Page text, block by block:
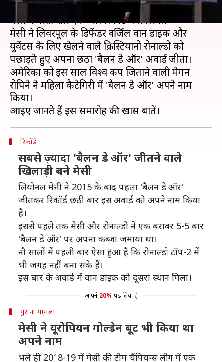
बार्सिलोना के लिए खेलने वाले अर्जेंटीनी फुटबॉलर लियोनल
मेसी ने बीती रात एक और रिकॉर्ड बना लिया।
मेसी ने लिवरपूल के डिफेंडर वर्जिल वान डाइक और
युवेंटस के लिए खेलने वाले क्रिस्टियानो रोनाल्डो को
पछाड़ते हुए अपना छठा 'बैलन डे ऑर' अवार्ड जीता।
अमेरिका को इस साल विश्व कप जिताने वाली मेगन
रोपिने ने महिला कैटेगिरी में 'बैलन डे ऑर' अपने नाम
किया।
रिकॉर्ड
सबसे ज़्यादा 'बैलन डे ऑर' जीतने वाले
खिलाड़ी बने मेसी
लियोनल मेसी ने 2015 के बाद पहला 'बैलन डे ऑर'
जीतकर रिकॉर्ड छठी बार इस अवार्ड को अपने नाम किया
है।
इससे पहले तक मेसी और रोनाल्डो ने एक बराबर 5-5 बार
'बैलन डे ऑर' पर अपना कब्जा जमाया था।
नौ सालों में पहली बार ऐसा हुआ है कि रोनाल्डो टॉप-2 में
भी जगह नहीं बना सके हैं।
इस बार के अवार्ड में वान डाइक को दूसरा स्थान मिला।
आपने 20% पढ़ लिया है
पुराना मामला
मेसी ने यूरोपियन गोल्डेन बूट भी किया था
अपने नाम
भले ही 2018-19 में मेसी की टीम चैंपियन्स लीग में एक